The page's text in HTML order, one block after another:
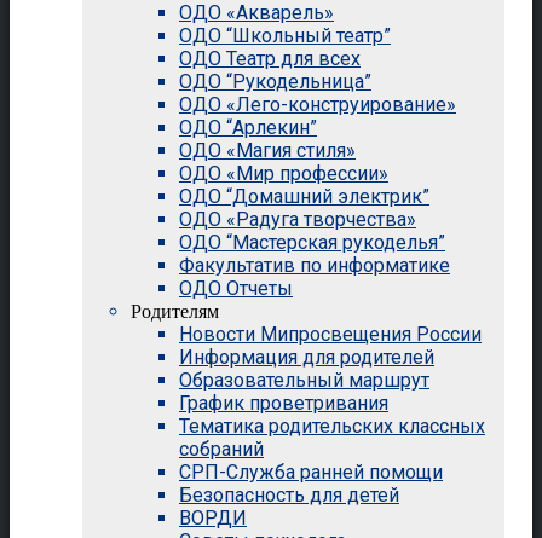
ОДО «Акварель»
ОДО “Школьный театр”
ОДО Театр для всех
ОДО “Рукодельница”
ОДО «Лего-конструирование»
ОДО “Арлекин”
ОДО «Магия стиля»
ОДО «Мир профессии»
ОДО “Домашний электрик”
ОДО «Радуга творчества»
ОДО “Мастерская рукоделья”
Факультатив по информатике
ОДО Отчеты
Родителям
Новости Мипросвещения России
Информация для родителей
Образовательный маршрут
График проветривания
Тематика родительских классных
собраний
СРП-Служба ранней помощи
Безопасность для детей
ВОРДИ